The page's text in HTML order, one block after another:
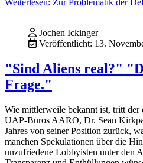
Jochen Ickinger
Veröffentlicht: 13.
"Sind Aliens real?"
Frage."
Wie mittlerweile bekannt ist, tritt
UAP-Büros AARO, Dr. Sean
Jahres von seiner Position zurück,
manchen Spekulationen über die
unzufriedene Lobbyisten unter den